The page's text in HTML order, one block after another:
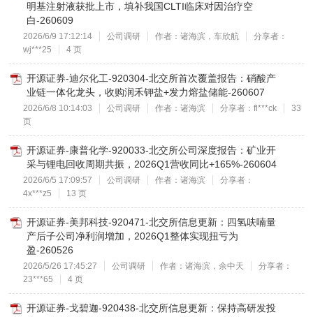
明基注射液获批上市，填补我国CLTI临床对因治疗空
白-260609
2026/6/9 17:12:14 公司调研 作者：诸海滨，车欣航
分享者：
wj***25
4 页
开源证券-迪尔化工-920304-北交所首次覆盖报告：硝酸产
业链一体化龙头，收购润禾钾盐+发力熔盐储能-260607
2026/6/8 10:14:03 公司调研 作者：诸海滨 分享者：fl***ck
33
页
开源证券-康普化学-920033-北交所公司深度报告：矿业开
采与锂电回收周期共振，2026Q1营收同比+165%-260604
2026/6/5 17:09:57 公司调研 作者：诸海滨
分享者：
4x***z5
13 页
开源证券-美邦科技-920471-北交所信息更新：四氢呋喃量
产后子公司净利润增加，2026Q1整体实现扭亏为
盈-260526
2026/5/26 17:45:27 公司调研 作者：诸海滨，余中天
分享者：
23***65
4 页
开源证券-戈碧迦-920438-北交所信息更新：保持高研发投